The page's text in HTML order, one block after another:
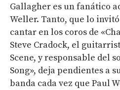
Gallagher es un fanático
Weller. Tanto, que lo
cantar en los coros de «
Steve Cradock, el
Scene, y responsable del
Song», deja pendientes a
banda cada vez que Paul